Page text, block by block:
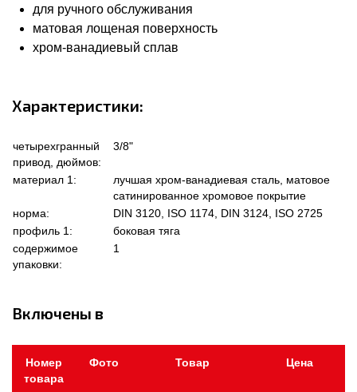
для ручного обслуживания
матовая лощеная поверхность
хром-ванадиевый сплав
Характеристики:
четырехгранный
привод, дюймов:
3/8"
материал 1:
лучшая хром-ванадиевая сталь, матовое
сатинированное хромовое покрытие
норма:
DIN 3120, ISO 1174, DIN 3124, ISO 2725
профиль 1:
боковая тяга
содержимое
упаковки:
1
Включены в
Номер
товара
Фото Товар Цена